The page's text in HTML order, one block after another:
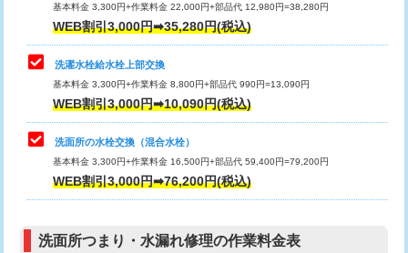
排水管工事（排水管工事/3ｍまで） 55,000円
排水管工事（追加 排水管工事/3ｍ超
え）
マス交換（土の掘削・埋め戻し作業）
マス交換（深さ50㎝未満）
マス交換（深さ50㎝以上）
その他部品の脱着
交換・取付（タンク）
交換・取付(単水栓（壁付・デッキ
式）)
交換・取付(混合水栓（壁付・デッキ
式・ワンホール）)
16,500円+材料費
（P/S/ポップアップ））
基本料金 3,300円+作業料金 22,000円+部品代 12,980円=38,280円
WEB割引3,000円➡35,280円(税込)
洗濯水栓給水栓上部交換
基本料金 3,300円+作業料金 8,800円+部品代 990円=13,090円
WEB割引3,000円➡10,090円(税込)
洗面所の水栓交換（混合水栓）
基本料金 3,300円+作業料金 16,500円+部品代 59,400円=79,200円
WEB割引3,000円➡76,200円(税込)
洗面所つまり・水漏れ修理の作業料金表